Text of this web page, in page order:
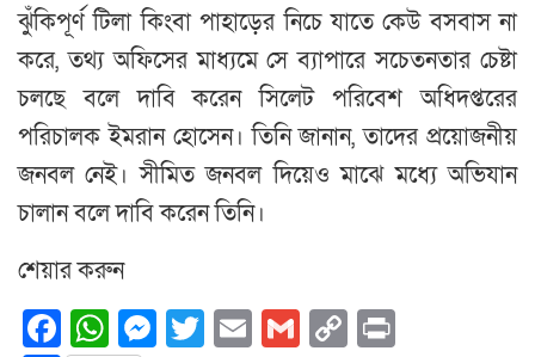
ঝুঁকিপূর্ণ টিলা কিংবা পাহাড়ের নিচে যাতে কেউ বসবাস না
করে, তথ্য অফিসের মাধ্যমে সে ব্যাপারে সচেতনতার চেষ্টা
চলছে বলে দাবি করেন সিলেট পরিবেশ অধিদপ্তরের
পরিচালক ইমরান হোসেন। তিনি জানান, তাদের প্রয়োজনীয়
জনবল নেই। সীমিত জনবল দিয়েও মাঝে মধ্যে অভিযান
চালান বলে দাবি করেন তিনি।
শেয়ার করুন
Facebook
WhatsApp
Messenger
Twitter
EmailGmail
Copy